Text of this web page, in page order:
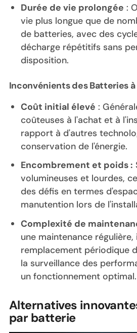
Durée de vie prolongée :
vie plus longue que de
de batteries, avec des
décharge répétitifs sans
disposition.
Inconvénients des Batteries à
Coût initial élevé :
coûteuses à l'achat et à
rapport à d'autres
conservation de l'énergie.
Encombrement et poids :
volumineuses et lourdes,
des défis en termes
manutention lors de
Complexité de
une maintenance régulière,
remplacement périodique
la surveillance des
un fonctionnement optimal.
Alternatives
par batterie